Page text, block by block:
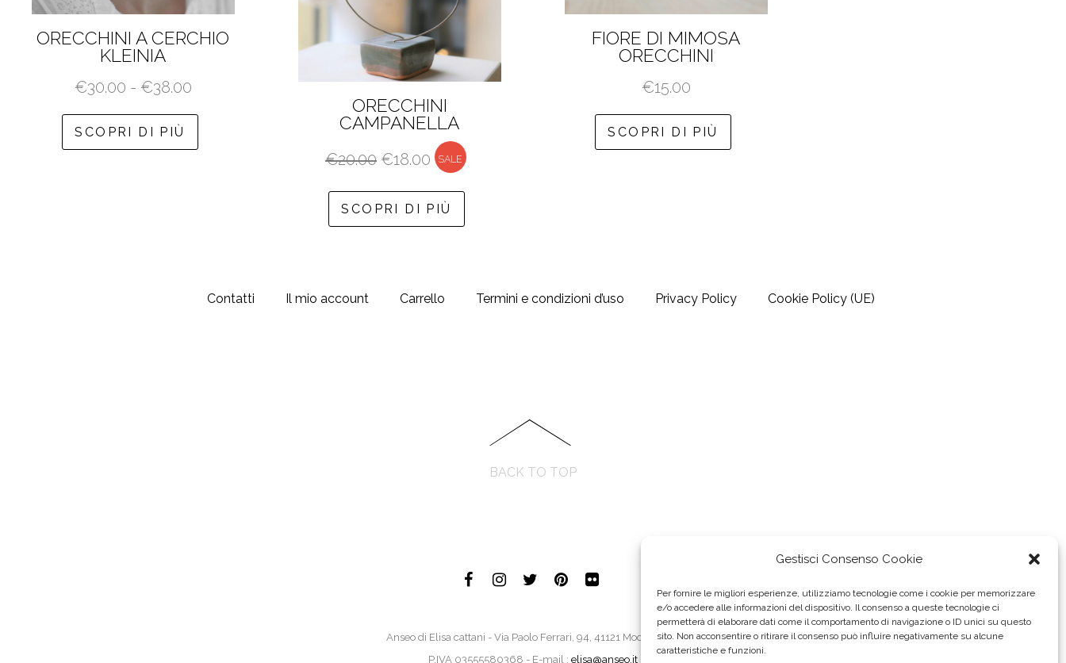
Gestisci Consenso Cookie
Per fornire le migliori esperienze, utilizziamo tecnologie come i cookie per memorizzare
e/o accedere alle informazioni del dispositivo. Il consenso a queste tecnologie ci
permetterà di elaborare dati come il comportamento di navigazione o ID unici su questo
sito. Non acconsentire o ritirare il consenso può influire negativamente su alcune
caratteristiche e funzioni.
ORECCHINI A CERCHIO
KLEINIA
€30.00 - €38.00Fascia
da
Questo
SCOPRI DI PIÙ
ORECCHINI
CAMPANELLA
€20.00 Il
originale
€18.00Il
prezzo
attuale
SALE
SCOPRI DI PIÙ
FIORE DI MIMOSA
ORECCHINI
€15.00
SCOPRI DI PIÙ
Contatti Il mio account Carrello Termini e condizioni d’uso Privacy Policy Cookie Policy (UE)
BACK TO TOP
Anseo di Elisa cattani - Via Paolo Ferrari, 94, 41121 Modena MO
P.IVA 03555580368 - E-mail : elisa@anseo.it